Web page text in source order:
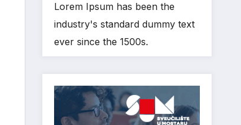
Lorem Ipsum has been the
industry's standard dummy text
ever since the 1500s.